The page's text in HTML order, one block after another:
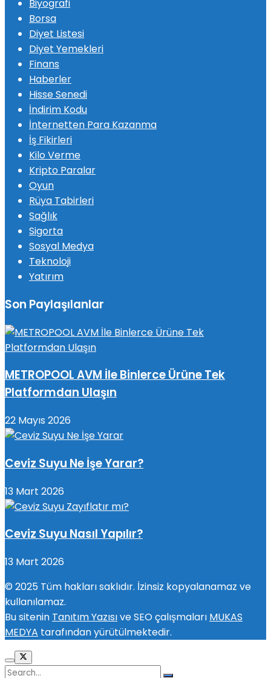
Biyografi
Borsa
Diyet Listesi
Diyet Yemekleri
Finans
Haberler
Hisse Senedi
İndirim Kodu
İnternetten Para Kazanma
İş Fikirleri
Kilo Verme
Kripto Paralar
Oyun
Rüya Tabirleri
Sağlık
Sigorta
Sosyal Medya
Teknoloji
Yatırım
Son Paylaşılanlar
METROPOOL AVM İle Binlerce Ürüne Tek
Platformdan Ulaşın
22 Mayıs 2026
Ceviz Suyu Ne İşe Yarar?
13 Mart 2026
Ceviz Suyu Nasıl Yapılır?
13 Mart 2026
© 2025 Tüm hakları saklıdır. İzinsiz kopyalanamaz ve
kullanılamaz.
Bu sitenin Tanıtım Yazısıve SEO çalışmaları MUKAS
MEDYA tarafından yürütülmektedir.